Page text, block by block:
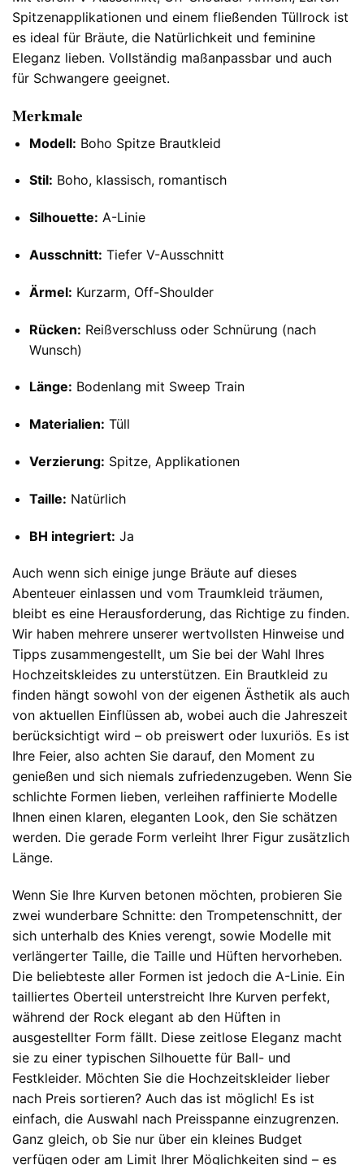
Spitzenapplikationen und einem fließenden Tüllrock ist
es ideal für Bräute, die Natürlichkeit und feminine
Eleganz lieben. Vollständig maßanpassbar und auch
für Schwangere geeignet.
Merkmale
Modell: Boho Spitze Brautkleid
Stil: Boho, klassisch, romantisch
Silhouette: A-Linie
Ausschnitt: Tiefer V-Ausschnitt
Ärmel: Kurzarm, Off-Shoulder
Rücken: Reißverschluss oder Schnürung (nach
Wunsch)
Länge: Bodenlang mit Sweep Train
Materialien: Tüll
Verzierung: Spitze, Applikationen
Taille: Natürlich
BH integriert: Ja
Auch wenn sich einige junge Bräute auf dieses
Abenteuer einlassen und vom Traumkleid träumen,
bleibt es eine Herausforderung, das Richtige zu finden.
Wir haben mehrere unserer wertvollsten Hinweise und
Tipps zusammengestellt, um Sie bei der Wahl Ihres
Hochzeitskleides zu unterstützen. Ein Brautkleid zu
finden hängt sowohl von der eigenen Ästhetik als auch
von aktuellen Einflüssen ab, wobei auch die Jahreszeit
berücksichtigt wird – ob preiswert oder luxuriös. Es ist
Ihre Feier, also achten Sie darauf, den Moment zu
genießen und sich niemals zufriedenzugeben. Wenn Sie
schlichte Formen lieben, verleihen raffinierte Modelle
Ihnen einen klaren, eleganten Look, den Sie schätzen
werden. Die gerade Form verleiht Ihrer Figur zusätzlich
Länge.
Wenn Sie Ihre Kurven betonen möchten, probieren Sie
zwei wunderbare Schnitte: den Trompetenschnitt, der
sich unterhalb des Knies verengt, sowie Modelle mit
verlängerter Taille, die Taille und Hüften hervorheben.
Die beliebteste aller Formen ist jedoch die A-Linie. Ein
tailliertes Oberteil unterstreicht Ihre Kurven perfekt,
während der Rock elegant ab den Hüften in
ausgestellter Form fällt. Diese zeitlose Eleganz macht
sie zu einer typischen Silhouette für Ball- und
Festkleider. Möchten Sie die Hochzeitskleider lieber
nach Preis sortieren? Auch das ist möglich! Es ist
einfach, die Auswahl nach Preisspanne einzugrenzen.
Ganz gleich, ob Sie nur über ein kleines Budget
verfügen oder am Limit Ihrer Möglichkeiten sind – es